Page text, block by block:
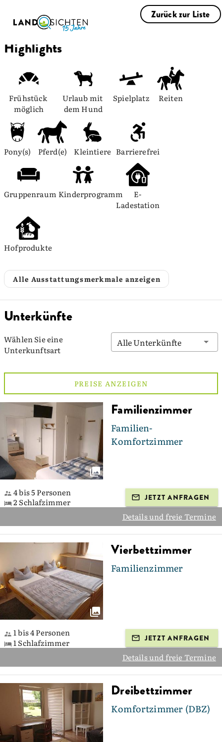
Zurück zur Liste
Highlights
Frühstück
möglich
Urlaub mit
dem Hund
Spielplatz Reiten
Pony(s) Pferd(e) Kleintiere Barrierefrei
Gruppenraum Kinderprogramm
E-
Ladestation
Hofprodukte
Alle Ausstattungsmerkmale anzeigen
Unterkünfte
Wählen Sie eine
Unterkunftsart
Alle Unterkünfte
PREISE ANZEIGEN
Familienzimmer
Familien-
Komfortzimmer
4 bis 5 Personen
2 Schlafzimmer
JETZT ANFRAGEN
Details und freie Termine
Vierbettzimmer
Familienzimmer
1 bis 4 Personen
1 Schlafzimmer
JETZT ANFRAGEN
Details und freie Termine
Dreibettzimmer
Komfortzimmer (DBZ)